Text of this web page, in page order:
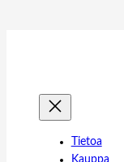
Tietoa
Kauppa